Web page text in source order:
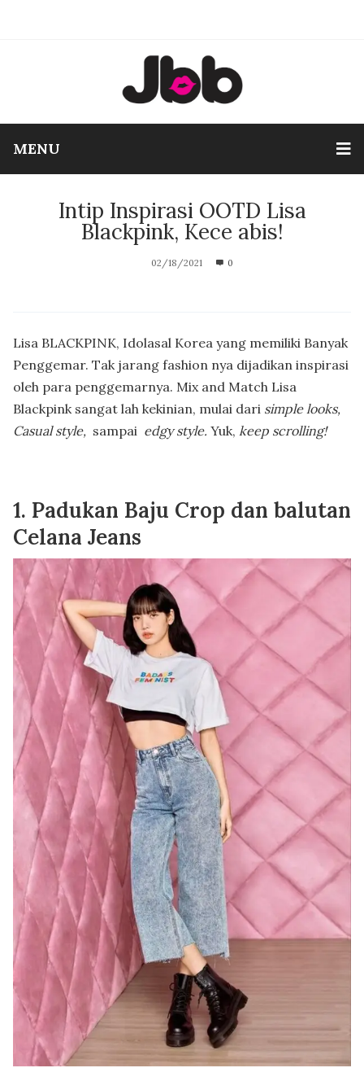
MENU
Intip Inspirasi OOTD Lisa
Blackpink, Kece abis!
02/18/2021 0
Lisa BLACKPINK, Idolasal Korea yang memiliki Banyak
Penggemar. Tak jarang fashion nya dijadikan inspirasi
oleh para penggemarnya. Mix and Match Lisa
Blackpink sangat lah kekinian, mulai dari simple looks,
Casualstyle, sampai edgy style. Yuk, keep scrolling!
1. Padukan Baju Crop dan balutan
Celana Jeans